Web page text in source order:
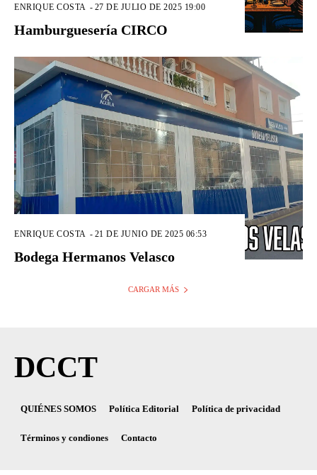
ENRIQUE COSTA - 27 DE JULIO DE 2025 19:00
Hamburguesería CIRCO
ENRIQUE COSTA - 21 DE JUNIO DE 2025 06:53
Bodega Hermanos Velasco
CARGAR MÁS
DCCT
QUIÉNES SOMOS Política Editorial Política de privacidad
Términos y condiones Contacto